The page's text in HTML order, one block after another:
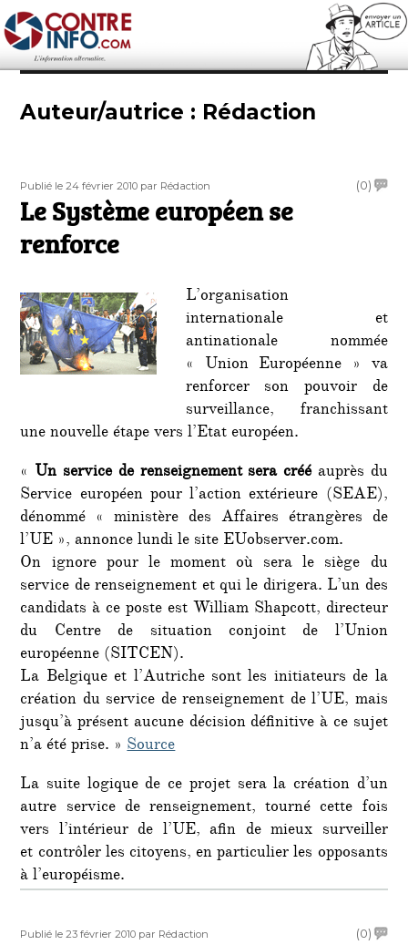
Contre-Info
Auteur/autrice : Rédaction
Publié
le
Publié le 24 février 2010 Auteur
par Rédaction (0)on
Le Système européen se
renforce
L’organisation
internationale et
antinationale nommée
« Union Européenne » va
renforcer son pouvoir de
surveillance, franchissant
une nouvelle étape vers l’Etat européen.
« Un service de renseignement sera crééauprès du
Service européen pour l’action extérieure (SEAE),
dénommé « ministère des Affaires étrangères de
l’UE », annonce lundi le site EUobserver.com.
On ignore pour le moment où sera le siège du
service de renseignement et qui le dirigera. L’un des
candidats à ce poste est William Shapcott, directeur
du Centre de situation conjoint de l’Union
européenne (SITCEN).
La Belgique et l’Autriche sont les initiateurs de la
création du service de renseignement de l’UE, mais
jusqu’à présent aucune décision définitive à ce sujet
n’a été prise. »Source
La suite logique de ce projet sera la création d’un
autre service de renseignement, tourné cette fois
vers l’intérieur de l’UE, afin de mieux surveiller
et contrôler les citoyens, en particulier les opposants
à l’européisme.
Publié
Publié le 23 février 2010 Auteur
par Rédaction (0)on